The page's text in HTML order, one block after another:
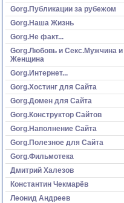
Gorg.Публикации за рубежом
Gorg.Наша Жизнь
Gorg.Не факт...
Gorg.Любовь и Секс.Мужчина и
Женщина
Gorg.Интернет...
Gorg.Хостинг для Сайта
Gorg.Домен для Сайта
Gorg.Конструктор Сайтов
Gorg.Наполнение Сайта
Gorg.Полезное для Сайта
Gorg.Фильмотека
Дмитрий Халезов
Константин Чекмарёв
Леонид Андреев